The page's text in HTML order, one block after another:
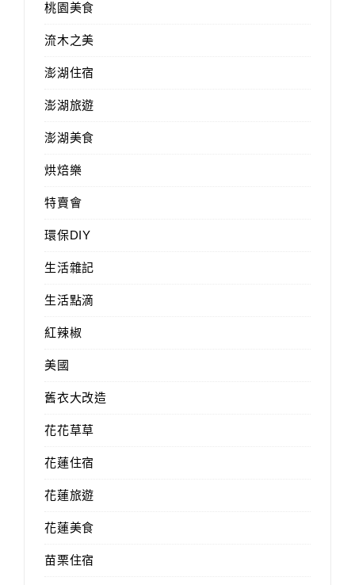
桃園美食
流木之美
澎湖住宿
澎湖旅遊
澎湖美食
烘焙樂
特賣會
環保DIY
生活雜記
生活點滴
紅辣椒
美國
舊衣大改造
花花草草
花蓮住宿
花蓮旅遊
花蓮美食
苗栗住宿